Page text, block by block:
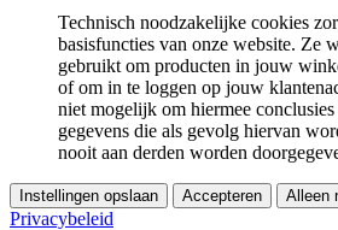
Technisch noodzakelijke cookies
basisfuncties van onze website. Ze
gebruikt om producten in jouw
of om in te loggen op jouw
niet mogelijk om hiermee
gegevens die als gevolg hiervan
nooit aan derden worden
Instellingen opslaan Accepteren Alleen
Privacybeleid